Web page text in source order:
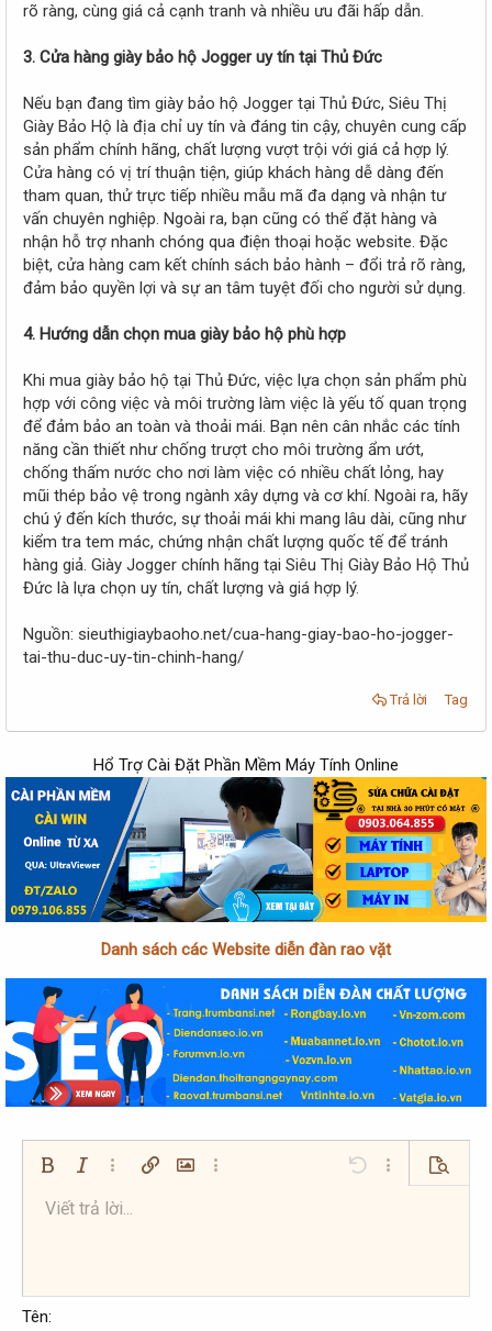
rõ ràng, cùng giá cả cạnh tranh và nhiều ưu đãi hấp dẫn.
3. Cửa hàng giày bảo hộ Jogger uy tín tại Thủ Đức
Nếu bạn đang tìm giày bảo hộ Jogger tại Thủ Đức, Siêu Thị
Giày Bảo Hộ là địa chỉ uy tín và đáng tin cậy, chuyên cung cấp
sản phẩm chính hãng, chất lượng vượt trội với giá cả hợp lý.
Cửa hàng có vị trí thuận tiện, giúp khách hàng dễ dàng đến
tham quan, thử trực tiếp nhiều mẫu mã đa dạng và nhận tư
vấn chuyên nghiệp. Ngoài ra, bạn cũng có thể đặt hàng và
nhận hỗ trợ nhanh chóng qua điện thoại hoặc website. Đặc
biệt, cửa hàng cam kết chính sách bảo hành – đổi trả rõ ràng,
đảm bảo quyền lợi và sự an tâm tuyệt đối cho người sử dụng.
4. Hướng dẫn chọn mua giày bảo hộ phù hợp
Khi mua giày bảo hộ tại Thủ Đức, việc lựa chọn sản phẩm phù
hợp với công việc và môi trường làm việc là yếu tố quan trọng
để đảm bảo an toàn và thoải mái. Bạn nên cân nhắc các tính
năng cần thiết như chống trượt cho môi trường ẩm ướt,
chống thấm nước cho nơi làm việc có nhiều chất lỏng, hay
mũi thép bảo vệ trong ngành xây dựng và cơ khí. Ngoài ra, hãy
chú ý đến kích thước, sự thoải mái khi mang lâu dài, cũng như
kiểm tra tem mác, chứng nhận chất lượng quốc tế để tránh
hàng giả. Giày Jogger chính hãng tại Siêu Thị Giày Bảo Hộ Thủ
Đức là lựa chọn uy tín, chất lượng và giá hợp lý.
Nguồn: sieuthigiaybaoho.net/cua-hang-giay-bao-ho-jogger-
tai-thu-duc-uy-tin-chinh-hang/
Trả lời Tag
Hổ Trợ Cài Đặt Phần Mềm Máy Tính Online
Danh sách các Website diễn đàn rao vặt
Bold In nghiêngThêm tùy chọn…
Chèn liên kết
Chèn hình ảnh
Thêm tùy chọn… Undo Thêm tùy chọn…
Xem
Kích thước
9
Màu chữPhông chữ
Heading 2
Mặt cườiTrích dẫn
Media
RedoToggle BB code
Xóa định dạng
Viết trả lời...
Tên